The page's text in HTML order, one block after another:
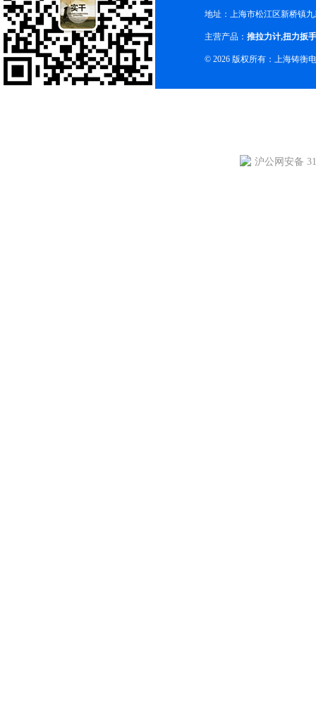
地址：上海市松江区新桥镇
主营产品： 推拉力计,扭力扳手
© 2026 版权所有：上海铸衡
沪公网安备